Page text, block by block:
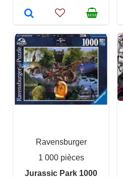
Ravensburger
1 000 pièces
Jurassic Park 1000